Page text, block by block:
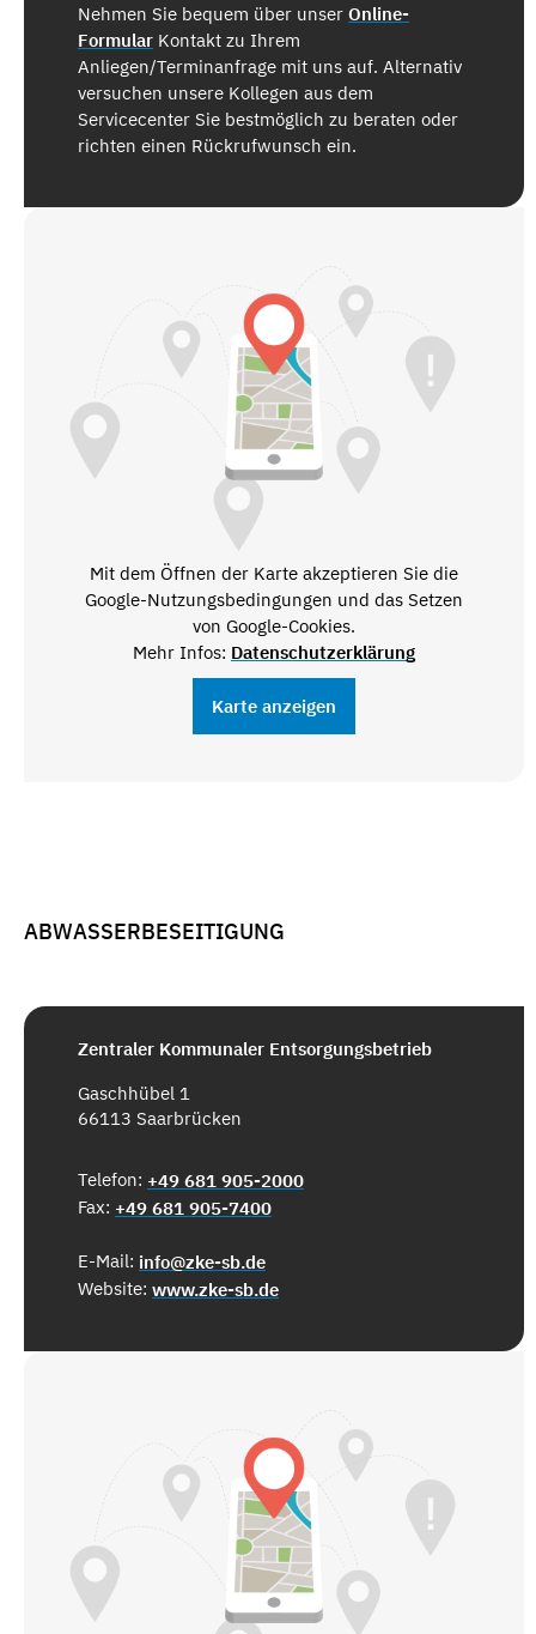
Nehmen Sie bequem über unser Online-
Formular Kontakt zu Ihrem
Anliegen/Terminanfrage mit uns auf. Alternativ
versuchen unsere Kollegen aus dem
Servicecenter Sie bestmöglich zu beraten oder
richten einen Rückrufwunsch ein.
Mit dem Öffnen der Karte akzeptieren Sie die
Google-Nutzungsbedingungen und das Setzen
von Google-Cookies.
Mehr Infos: Datenschutzerklärung
Karte anzeigen
ABWASSERBESEITIGUNG
Zentraler Kommunaler Entsorgungsbetrieb
Gaschhübel 1
66113 Saarbrücken
Telefon: +49 681 905-2000
Fax: +49 681 905-7400
E-Mail: info@zke-sb.de
Website: www.zke-sb.de